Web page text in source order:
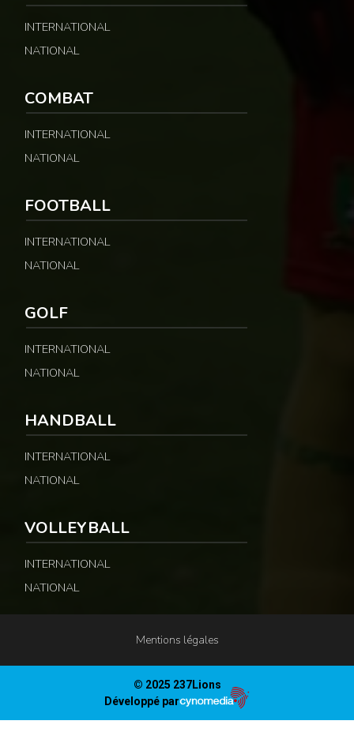
INTERNATIONAL
NATIONAL
COMBAT
INTERNATIONAL
NATIONAL
FOOTBALL
INTERNATIONAL
NATIONAL
GOLF
INTERNATIONAL
NATIONAL
HANDBALL
INTERNATIONAL
NATIONAL
VOLLEYBALL
INTERNATIONAL
NATIONAL
Mentions légales
© 2025 237Lions
Développé par